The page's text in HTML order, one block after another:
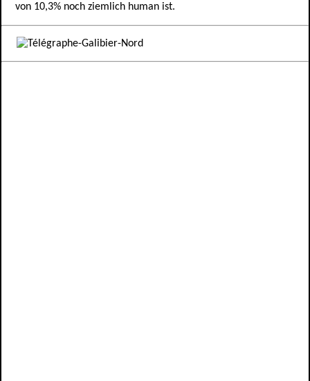
von 10,3% noch ziemlich human ist.